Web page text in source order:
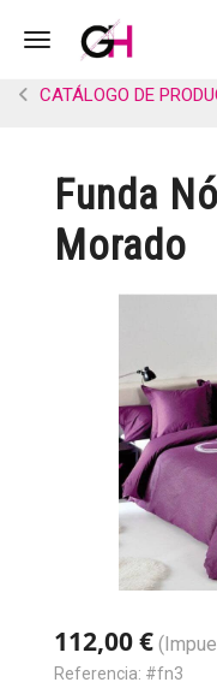
Toggle navigation
CATÁLOGO DE
Funda
Morado
112,00 €
Referencia: #fn3